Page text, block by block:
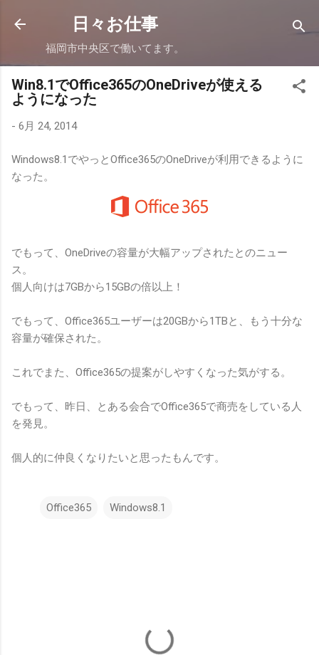
スキップしてメイン コンテンツに移動
日々お仕事
福岡市中央区で働いてます。
Win8.1でOffice365のOneDriveが使える
ようになった
- 6月 24, 2014
Windows8.1でやっとOffice365のOneDriveが利用できるように
なった。
でもって、OneDriveの容量が大幅アップされたとのニュー
ス。
個人向けは7GBから15GBの倍以上！
でもって、Office365ユーザーは20GBから1TBと、もう十分な
容量が確保された。
これでまた、Office365の提案がしやすくなった気がする。
でもって、昨日、とある会合でOffice365で商売をしている人
を発見。
個人的に仲良くなりたいと思ったもんです。
Office365 Windows8.1